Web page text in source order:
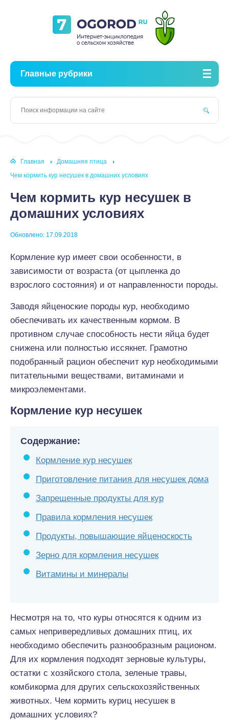
Главные рубрики
Главная
Домашняя птица
Чем кормить кур несушек в домашних условиях
Чем кормить кур несушек в
домашних условиях
Обновлено: 17.09.2018
Кормление кур имеет свои особенности, в
зависимости от возраста (от цыпленка до
взрослого состояния) и от направленности породы.
Заводя яйценоские породы кур, необходимо
обеспечивать их качественным кормом. В
противном случае способность нести яйца будет
снижена или полностью иссякнет. Грамотно
подобранный рацион обеспечит кур необходимыми
питательными веществами, витаминами и
микроэлементами.
Кормление кур несушек
Содержание:
Кормление кур несушек
Приготовление питания для несушек дома
Запрещенные продукты для кур
Правила кормления несушек
Продукты, повышающие яйценоскость
Зерно для кормления несушек
Витамины и минералы
Несмотря на то, что куры относятся к одним из
самых непривередливых домашних птиц, их
необходимо обеспечить разнообразным рационом.
Для их кормления подходят зерновые культуры,
остатки с хозяйского стола, зеленые травы,
комбикорма для других сельскохозяйственных
животных. Чем кормить куриц несушек в
домашних условиях?